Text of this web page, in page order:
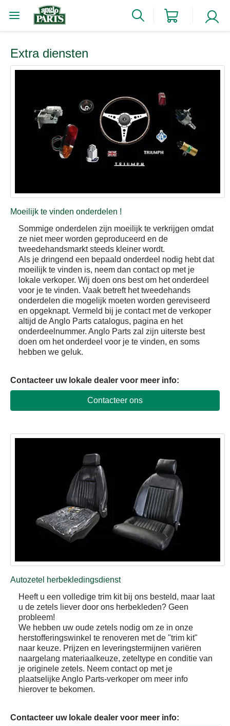
Extra diensten
Moeilijk te vinden onderdelen !
Sommige onderdelen zijn moeilijk te verkrijgen omdat
ze niet meer worden geproduceerd en de
tweedehandsmarkt steeds kleiner wordt.
Als je dringend een bepaald onderdeel nodig hebt dat
moeilijk te vinden is, neem dan contact op met je
lokale verkoper. Wij doen ons best om het onderdeel
voor je te vinden. Vaak betreft het tweedehands
onderdelen die mogelijk moeten worden gereviseerd
en opgeknapt. Vermeld bij je contact met de verkoper
altijd de Anglo Parts catalogus, pagina en het
onderdeelnummer. Anglo Parts zal zijn uiterste best
doen om het onderdeel voor je te vinden, en soms
hebben we geluk.
Contacteer uw lokale dealer voor meer info:
Contacteer ons
Autozetel herbekledingsdienst
Heeft u een volledige trim kit bij ons besteld, maar laat
u de zetels liever door ons herbekleden? Geen
probleem!
We hebben uw oude zetels nodig om ze in onze
herstofferingswinkel te renoveren met de "trim kit"
naar keuze. Prijzen en leveringstermijnen variëren
naargelang materiaalkeuze, zeteltype en conditie van
je originele zetels. Neem contact op met je
plaatselijke Anglo Parts-verkoper om meer info
hierover te bekomen.
Contacteer uw lokale dealer voor meer info: